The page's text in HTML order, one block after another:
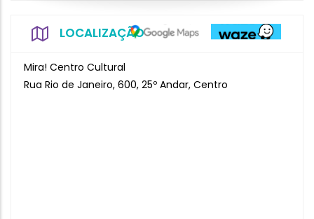
LOCALIZAÇÃO
Mira! Centro Cultural
Rua Rio de Janeiro, 600, 25º Andar, Centro